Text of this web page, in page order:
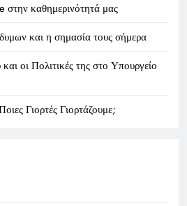
καθημερινότητά μας
και η σημασία τους σήμερα
οι Πολιτικές της στο Υπουργείο
Γιορτές Γιορτάζουμε;